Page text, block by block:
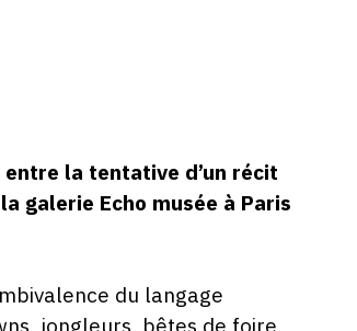
entre la tentative d’un récit
galerie Echo musée à Paris
du langage
jongleurs, bêtes de foire,